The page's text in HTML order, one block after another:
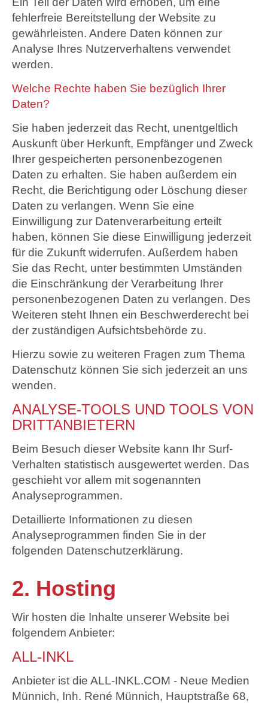
fehlerfreie Bereitstellung der Website zu
gewährleisten. Andere Daten können zur
Analyse Ihres Nutzerverhaltens verwendet
werden.
Welche Rechte haben Sie bezüglich Ihrer
Daten?
Sie haben jederzeit das Recht, unentgeltlich
Auskunft über Herkunft, Empfänger und Zweck
Ihrer gespeicherten personenbezogenen
Daten zu erhalten. Sie haben außerdem ein
Recht, die Berichtigung oder Löschung dieser
Daten zu verlangen. Wenn Sie eine
Einwilligung zur Datenverarbeitung erteilt
haben, können Sie diese Einwilligung jederzeit
für die Zukunft widerrufen. Außerdem haben
Sie das Recht, unter bestimmten Umständen
die Einschränkung der Verarbeitung Ihrer
personenbezogenen Daten zu verlangen. Des
Weiteren steht Ihnen ein Beschwerderecht bei
der zuständigen Aufsichtsbehörde zu.
Hierzu sowie zu weiteren Fragen zum Thema
Datenschutz können Sie sich jederzeit an uns
wenden.
ANALYSE-TOOLS UND TOOLS VON
DRITT­ANBIETERN
Beim Besuch dieser Website kann Ihr Surf-
Verhalten statistisch ausgewertet werden. Das
geschieht vor allem mit sogenannten
Analyseprogrammen.
Detaillierte Informationen zu diesen
Analyseprogrammen finden Sie in der
folgenden Datenschutzerklärung.
2. Hosting
Wir hosten die Inhalte unserer Website bei
folgendem Anbieter:
ALL-INKL
Anbieter ist die ALL-INKL.COM - Neue Medien
Münnich, Inh. René Münnich, Hauptstraße 68,